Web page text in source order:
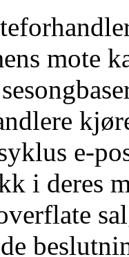
mote
e-
i deres